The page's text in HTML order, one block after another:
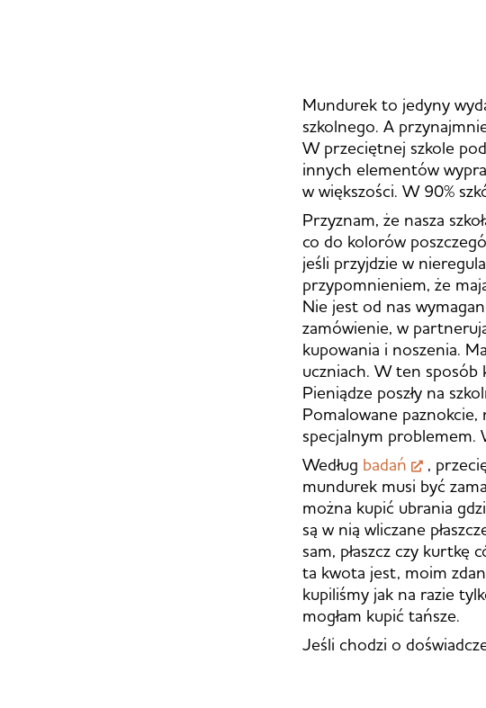
Mundurek to jedyny
szkolnego. A
W przeciętnej szkole
innych elementów
w większości. W 90%
Przyznam, że nasza
co do kolorów
jeśli przyjdzie w
przypomnieniem, że
Nie jest od nas
zamówienie, w
kupowania i noszenia.
uczniach. W ten sposób
Pieniądze poszły na
Pomalowane
specjalnym problemem.
Według badań
,
mundurek musi być
można kupić ubrania
są w nią wliczane
sam, płaszcz czy kurtkę
ta kwota jest, moim
kupiliśmy jak na razie
mogłam kupić tańsze.
Jeśli chodzi o